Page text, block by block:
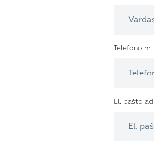
Telefono nr.
El. pašto